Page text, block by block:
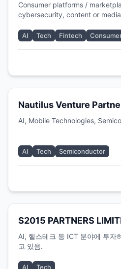
Consumer platforms /
cybersecurity, content or
AI Tech Fintech
Nautilus Venture
AI, Mobile Technologies,
AI Tech Semiconductor
S2015 PARTNERS
AI, 헬스테크 등 ICT 분야에 투자
고 있음.
AI Tech